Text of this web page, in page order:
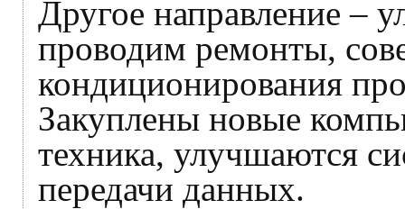
Другое направление –
проводим ремонты,
кондиционирования
Закуплены новые
техника, улучшаются
передачи данных.